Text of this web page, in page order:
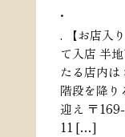
.
. 【お店入
て入店 半
たる店内
階段を降り
迎え 〒
11 […]